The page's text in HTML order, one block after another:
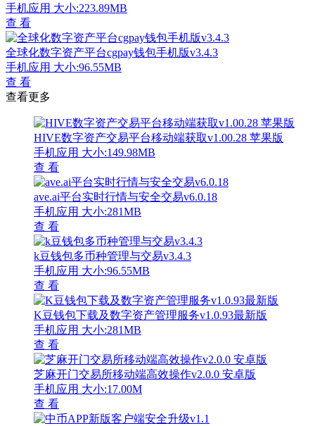
手机应用 大小:223.89MB
查 看
全球化数字资产平台cgpay钱包手机版v3.4.3
手机应用 大小:96.55MB
查 看
查看更多
HIVE数字资产交易平台移动端获取v1.00.28 苹果版
手机应用 大小:149.98MB
查 看
ave.ai平台实时行情与安全交易v6.0.18
手机应用 大小:281MB
查 看
k豆钱包多币种管理与交易v3.4.3
手机应用 大小:96.55MB
查 看
K豆钱包下载及数字资产管理服务v1.0.93最新版
手机应用 大小:281MB
查 看
芝麻开门交易所移动端高效操作v2.0.0 安卓版
手机应用 大小:17.00M
查 看